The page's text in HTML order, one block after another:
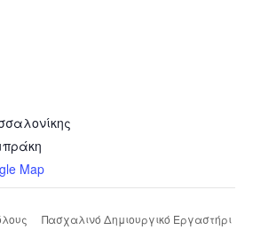
Map
Πασχαλινό Δημιουργικό Εργαστήρι